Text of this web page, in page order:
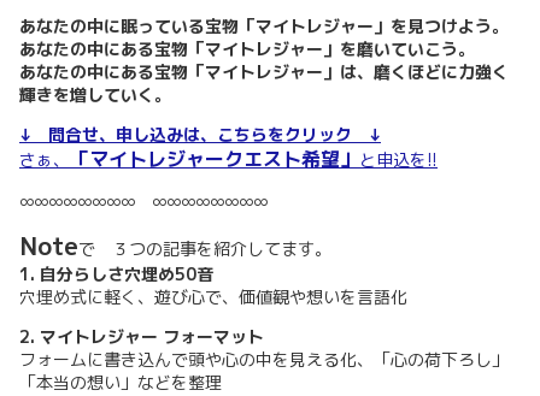
あなたの中に眠っている宝物「マイトレジャー」を見つけよう。
あなたの中にある宝物「マイトレジャー」を磨いていこう。
あなたの中にある宝物「マイトレジャー」は、磨くほどに力強く
輝きを増していく。
↓ 問合せ、申し込みは、こちらをクリック ↓
さぁ、
「マイトレジャークエスト希望」 と申込を!!
∞∞∞∞∞∞∞∞ ∞∞∞∞∞∞∞∞
Noteで ３つの記事を紹介してます。
1. 自分らしさ穴埋め50音
穴埋め式に軽く、遊び心で、価値観や想いを言語化
2. マイトレジャー フォーマット
フォームに書き込んで頭や心の中を見える化、「心の荷下ろし」
「本当の想い」などを整理